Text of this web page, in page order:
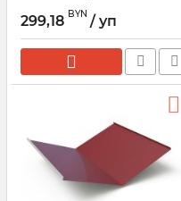
299,18 BYN / уп